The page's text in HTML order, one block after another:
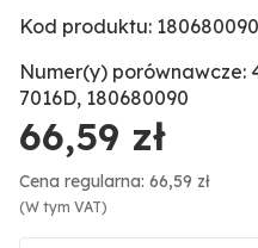
Kod produktu: 180680090
Numer(y) porównawcze:
7016D, 180680090
66,59 zł
Cena regularna: 66,59 zł
(W tym VAT)